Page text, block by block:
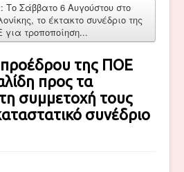
Το Σάββατο 6 Αυγούστου στο
το έκτακτο συνέδριο της
για τροποποίηση...
προέδρου της ΠΟΕ
προς τα
συμμετοχή τους
συνέδριο